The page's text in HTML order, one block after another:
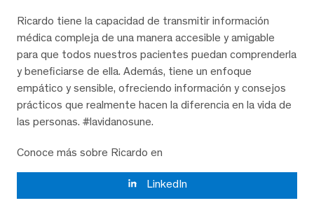
Ricardo tiene la capacidad de transmitir información
médica compleja de una manera accesible y amigable
para que todos nuestros pacientes puedan comprenderla
y beneficiarse de ella. Además, tiene un enfoque
empático y sensible, ofreciendo información y consejos
prácticos que realmente hacen la diferencia en la vida de
las personas. #lavidanosune.
Conoce más sobre Ricardo en
LinkedIn